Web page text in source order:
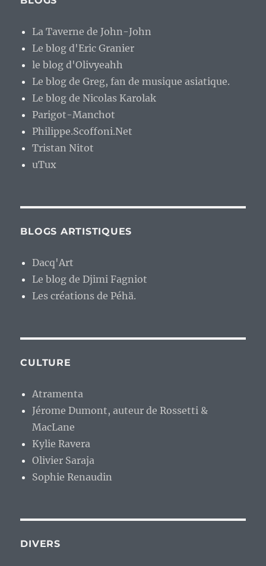
La Taverne de John-John
Le blog d'Eric Granier
le blog d'Olivyeahh
Le blog de Greg, fan de musique asiatique.
Le blog de Nicolas Karolak
Parigot-Manchot
Philippe.Scoffoni.Net
Tristan Nitot
uTux
BLOGS ARTISTIQUES
Dacq'Art
Le blog de Djimi Fagniot
Les créations de Péhä.
CULTURE
Atramenta
Jérome Dumont, auteur de Rossetti &
MacLane
Kylie Ravera
Olivier Saraja
Sophie Renaudin
DIVERS